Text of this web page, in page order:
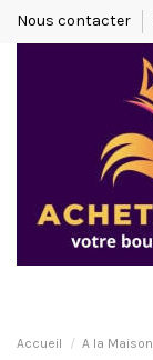
Nous contacter
Accueil A la Maison